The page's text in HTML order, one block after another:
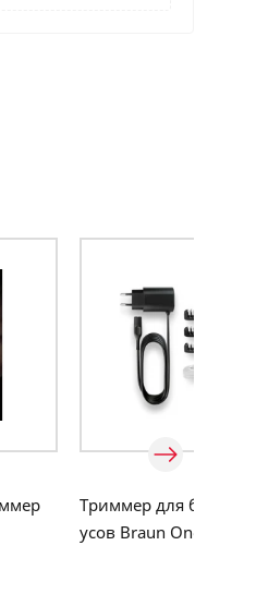
Триммер для бороды
усов Braun OneTool